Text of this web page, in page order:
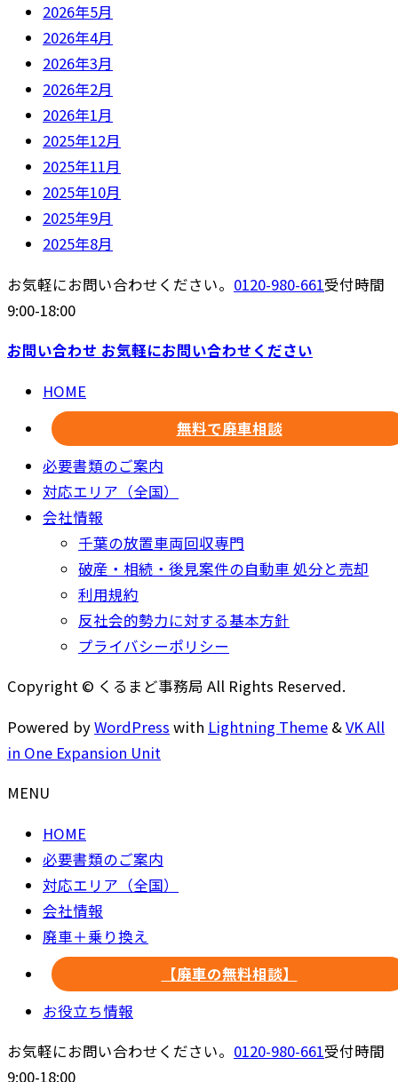
2026年5月
2026年4月
2026年3月
2026年2月
2026年1月
2025年12月
2025年11月
2025年10月
2025年9月
2025年8月
お気軽にお問い合わせください。 0120-980-661受付時間
9:00-18:00
お問い合わせ お気軽にお問い合わせください
HOME
無料で廃車相談
必要書類のご案内
対応エリア（全国）
会社情報
千葉の放置車両回収専門
破産・相続・後見案件の自動車 処分と売却
利用規約
反社会的勢力に対する基本方針
プライバシーポリシー
Copyright © くるまど事務局 All Rights Reserved.
Powered byWordPress with Lightning Theme &VK All
in One Expansion Unit
MENU
HOME
必要書類のご案内
対応エリア（全国）
会社情報
廃車＋乗り換え
【廃車の無料相談】
お役立ち情報
お気軽にお問い合わせください。 0120-980-661受付時間
9:00-18:00